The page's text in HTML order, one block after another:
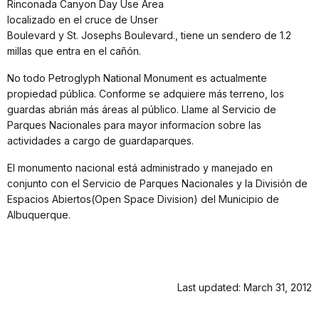
Rinconada Canyon Day Use Area
localizado en el cruce de Unser
Boulevard y St. Josephs Boulevard., tiene un sendero de 1.2
millas que entra en el cañón.
No todo Petroglyph National Monument es actualmente
propiedad pública. Conforme se adquiere más terreno, los
guardas abrián más áreas al público. Llame al Servicio de
Parques Nacionales para mayor informacíon sobre las
actividades a cargo de guardaparques.
El monumento nacional está administrado y manejado en
conjunto con el Servicio de Parques Nacionales y la División de
Espacios Abiertos(Open Space Division) del Municipio de
Albuquerque.
Last updated: March 31, 2012